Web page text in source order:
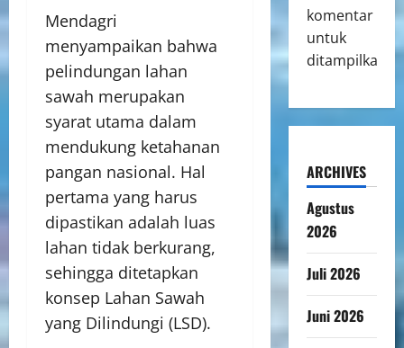
Mendagri
menyampaikan bahwa
pelindungan lahan
sawah merupakan
syarat utama dalam
mendukung ketahanan
pangan nasional. Hal
pertama yang harus
dipastikan adalah luas
lahan tidak berkurang,
sehingga ditetapkan
konsep Lahan Sawah
yang Dilindungi (LSD).
komentar
untuk
ditampilkan.
ARCHIVES
Agustus
2026
Juli 2026
Juni 2026